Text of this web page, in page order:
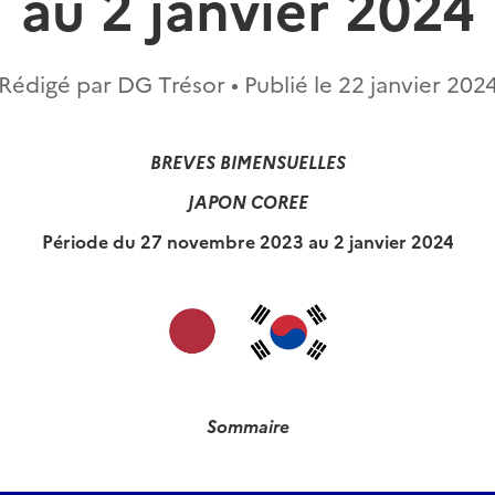
Rédigé par DG Trésor • Publié le 22 janvier
BREVES BIMENSUELLES
JAPON COREE
Période du 27 novembre 2023 au 2 janvier 2024
Sommaire